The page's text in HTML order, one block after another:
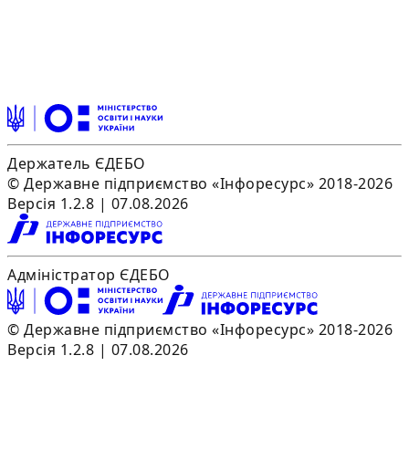
Держатель ЄДЕБО
© Державне підприємство «Інфоресурс» 2018-2026
Версія 1.2.8 | 07.08.2026
Адміністратор ЄДЕБО
© Державне підприємство «Інфоресурс» 2018-2026
Версія 1.2.8 | 07.08.2026